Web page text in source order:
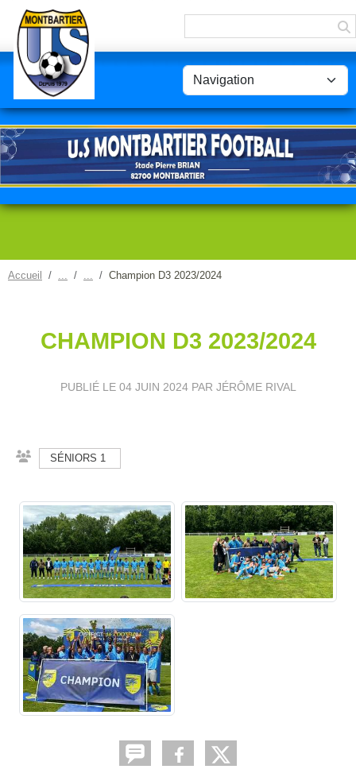
Accueil Champion D3 2023/2024
CHAMPION D3 2023/2024
PUBLIÉ LE 04 JUIN 2024PAR JÉRÔME RIVAL
SÉNIORS 1
Panneau de gestion des cookies